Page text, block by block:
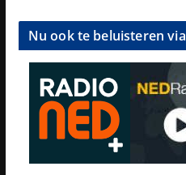
Nu ook te beluisteren via